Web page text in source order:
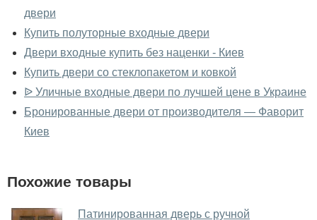
Да, можно посмотреть двери входные в нашем
фирменном салоне-магазине.
У вас большой магазин?
Да, у нас большой выбор межкомнатных и входных
Помогаете ли вы выбрать двери
через мессенджеры, онлайн чат или непосредственно
в нашем салоне-магазине.
двери
Купить полуторные входные двери
Двери входные купить без наценки - Киев
Купить двери со стеклопакетом и ковкой
ᐉ Уличные входные двери по лучшей цене в Украине
Бронированные двери от производителя — Фаворит
Киев
Похожие товары
Патинированная дверь с ручной